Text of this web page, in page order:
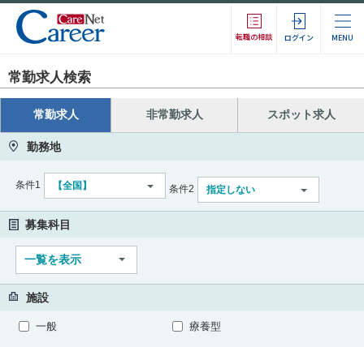
転職の相談 ログイン MENU
常勤求人検索
常勤求人 非常勤求人 スポット求人
勤務地
条件1 【全国】 条件2 指定しない
募集科目
一覧を表示
施設
一般 療養型